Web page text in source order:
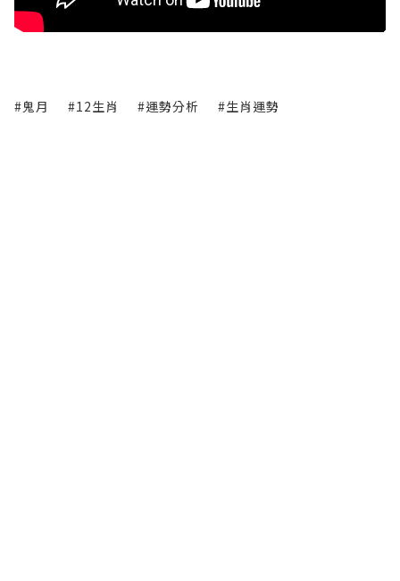
#鬼月 #12生肖 #運勢分析 #生肖運勢